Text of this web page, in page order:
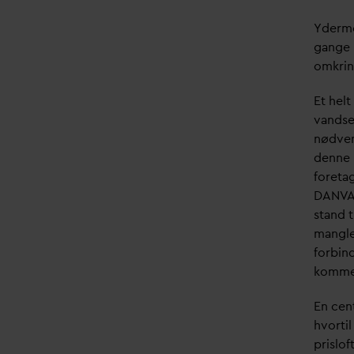
Et
v
DANV
stand
En
hvortil